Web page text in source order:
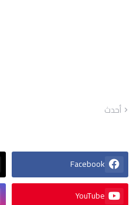
أحدث
Facebook
YouTube